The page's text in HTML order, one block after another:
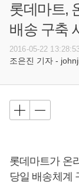
롯데마트,
배송 구축
2016-05-22
조은진 기자 -
롯데마트가 온
당일 배송체계